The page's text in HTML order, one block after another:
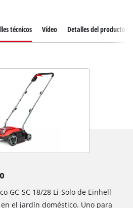
técnicos Vídeo Detalles del producto
GC-SC 18/28 Li-Solo de Einhell
el jardín doméstico. Uno para